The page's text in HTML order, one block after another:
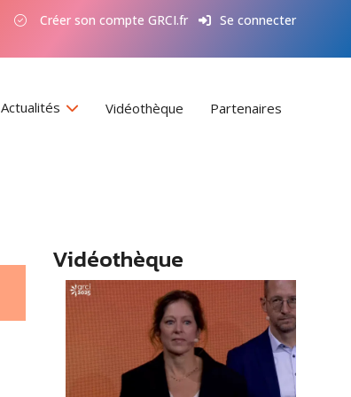
Créer son compte GRCI.fr Se connecter
Actualités Vidéothèque Partenaires
Vidéothèque